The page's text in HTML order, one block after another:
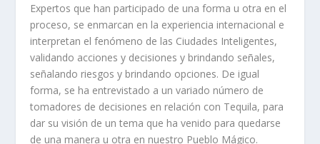
Expertos que han participado de una forma u otra en el
proceso, se enmarcan en la experiencia internacional e
interpretan el fenómeno de las Ciudades Inteligentes,
validando acciones y decisiones y brindando señales,
señalando riesgos y brindando opciones. De igual
forma, se ha entrevistado a un variado número de
tomadores de decisiones en relación con Tequila, para
dar su visión de un tema que ha venido para quedarse
de una manera u otra en nuestro Pueblo Mágico.